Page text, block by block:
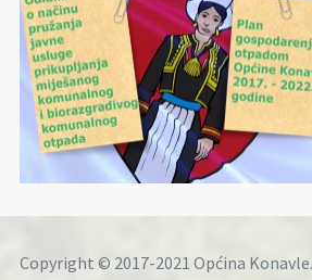
Copyright © 2017-2021 Općina